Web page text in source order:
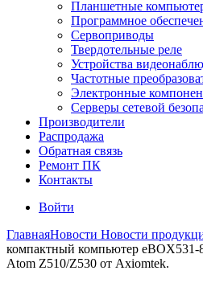
Планшетные
Программное
Сервоприводы
Твердотельные реле
Устройства
Частотные
Электронные
Серверы сетевой
Производители
Распродажа
Обратная связь
Ремонт ПК
Контакты
Войти
ГлавнаяНовости Новости
компактный компьютер eBOX531-
Atom Z510/Z530 от Axiomtek.